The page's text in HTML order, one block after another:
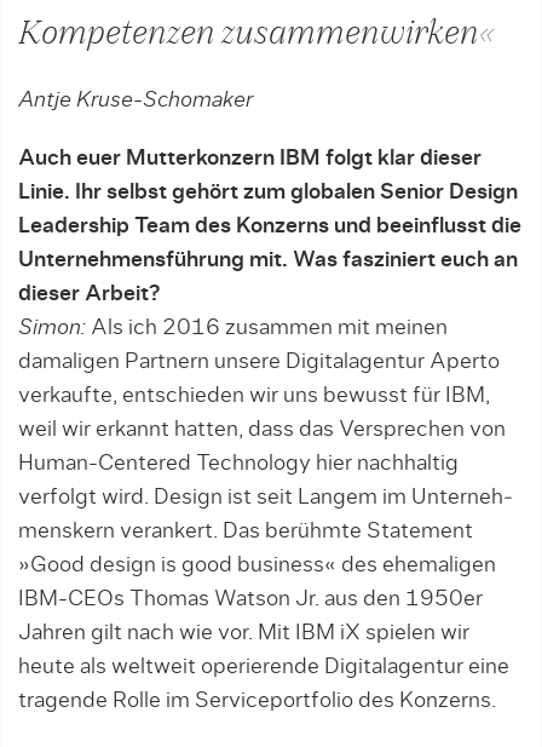
Kompetenzen zusammenwirken«
Antje Kruse-Schomaker
Auch euer Mutterkonzern IBM folgt klar dieser
Linie. Ihr selbst gehört zum globalen Senior Design
Leadership Team des Konzerns und beeinflusst die
Unternehmensführung mit. Was fasziniert euch an
dieser Arbeit?
Simon: Als ich 2016 zusammen mit meinen
damaligen Partnern unsere Digital­agentur Aperto
verkaufte, entschieden wir uns bewusst für IBM,
weil wir erkannt hatten, dass das Versprechen von
Human-Centered Technology hier nachhaltig
verfolgt wird. Design ist seit Langem im Unterneh­
menskern verankert. Das berühmte Statement
»Good design is good business« des ehemaligen
IBM-CEOs Thomas Watson Jr. aus den 1950er
Jahren gilt nach wie vor. Mit IBM iX spielen wir
heute als weltweit operierende Digitalagentur eine
tragende Rol­le im Serviceportfolio des Konzerns.